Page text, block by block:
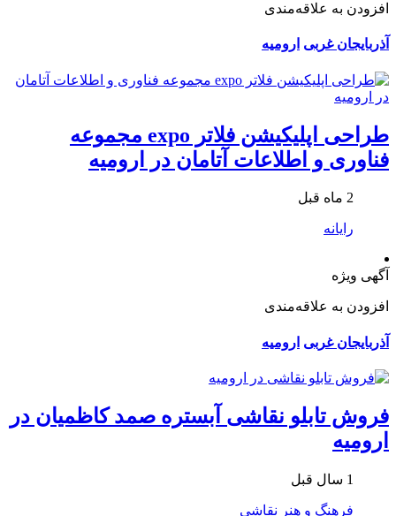
افزودن به علاقه‌مندی
آذربایجان غربی ارومیه
طراحی اپلیکیشن فلاتر expo مجموعه
فناوری و اطلاعات آتامان در ارومیه
2 ماه قبل
رایانه
آگهی ویژه
افزودن به علاقه‌مندی
آذربایجان غربی ارومیه
فروش تابلو نقاشی آبستره صمد کاظمیان در
ارومیه
1 سال قبل
فرهنگ و هنر نقاشی